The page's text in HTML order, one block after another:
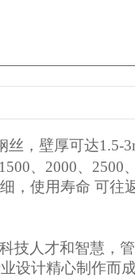
丝，壁厚可达1.5-
、2000、2500、
，使用寿命 可往
技人才和智慧，
设计精心制作而